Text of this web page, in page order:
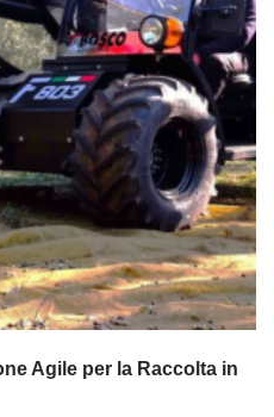
Agile per la Raccolta in